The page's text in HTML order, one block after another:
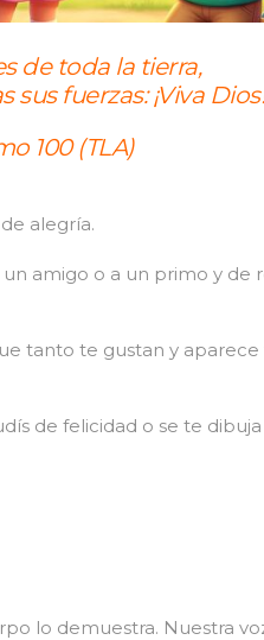
de toda la tierra,
fuerzas: ¡Viva
100 (TLA)
alegría.
amigo o a un primo y
tanto te gustan y
de felicidad o se te
lo demuestra. Nuestra